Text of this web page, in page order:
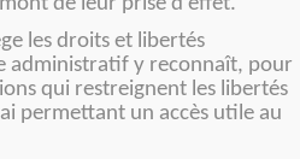
les droits et libertés
administratif y reconnaît, pour
qui restreignent les libertés
permettant un accès utile au